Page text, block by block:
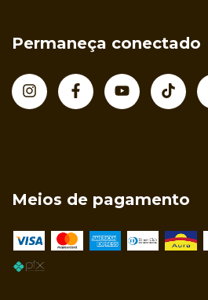
Permaneça conectado
Meios de pagamento